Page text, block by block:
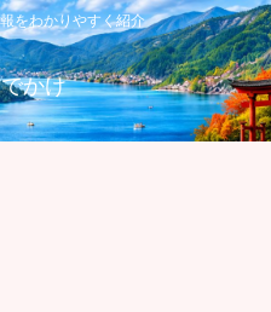
をわかりやすく紹介
かけ